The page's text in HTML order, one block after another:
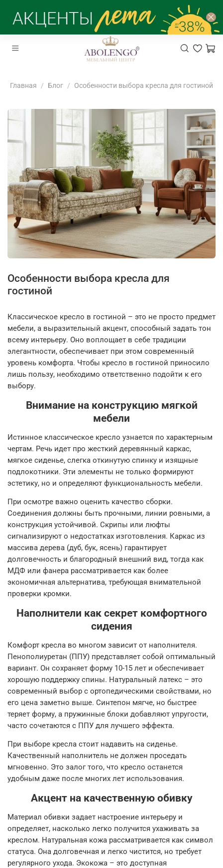
Главная Блог Особенности выбора кресла для гостиной
Особенности выбора кресла для
гостиной
Классическое кресло в гостиной – это не просто предмет
мебели, а выразительный акцент, способный задать тон
всему интерьеру. Оно воплощает в себе традиции
элегантности, обеспечивает при этом современный
уровень комфорта. Чтобы кресло в гостиной приносило
лишь пользу, необходимо ответственно подойти к его
выбору.
Внимание на конструкцию мягкой
мебели
Истинное классическое кресло узнается по характерным
чертам. Речь идет про жесткий деревянный каркас,
мягкое сиденье, слегка откинутую спинку и изящные
подлокотники. Эти элементы не только формируют
эстетику, но и определяют функциональность мебели.
При осмотре важно оценить качество сборки.
Соединения должны быть прочными, линии ровными, а
конструкция устойчивой. Скрипы или люфты
сигнализируют о недостатках изготовления. Каркас из
массива дерева (дуб, бук, ясень) гарантирует
долговечность и благородный внешний вид, тогда как
МДФ или фанера рассматривается как более
экономичная альтернатива, требующая внимательной
проверки кромки.
Наполнители как секрет комфортного
сидения
Комфорт кресла во многом зависит от наполнителя.
Пенополиуретан (ППУ) представляет собой оптимальный
вариант. Он сохраняет форму 10-15 лет и обеспечивает
хорошую поддержку спины. Натуральный латекс – это
современный выбор с ортопедическими свойствами, но
его цена заметно выше. Синтепон мягче, но быстрее
теряет форму, а пружинные блоки добавляют упругости,
часто сочетаются с ППУ для лучшего эффекта.
При выборе кресла стоит надавить на сиденье.
Качественный наполнитель не должен проседать
мгновенно. Это залог того, что кресло останется
удобным даже после многих лет использования.
Акцент на качественную обивку
Материал обивки задает настроение интерьеру и
определяет, насколько легко получится ухаживать за
креслом. Натуральная кожа рассматривается как символ
статуса. Она долговечная и легко чистится, но требует
регулярного ухода. Экокожа – это доступная